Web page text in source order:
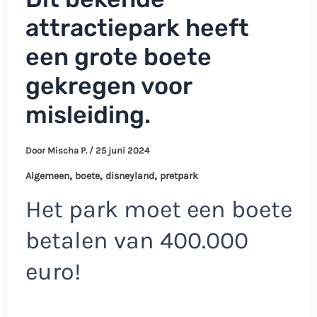
attractiepark heeft
een grote boete
gekregen voor
misleiding.
Door Mischa P. / 25 juni 2024
Algemeen, boete, disneyland, pretpark
Het park moet een boete
betalen van 400.000
euro!